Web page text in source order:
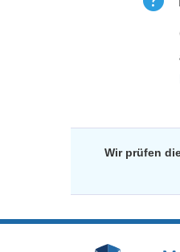
Wir prüfen